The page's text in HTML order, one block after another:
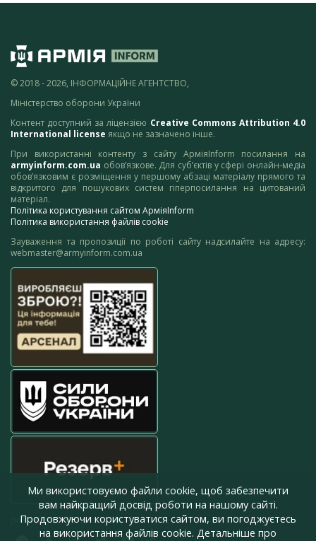
© 2018 - 2026, ІНФОРМАЦІЙНЕ АГЕНТСТВО,
Міністерство оборони України
Контент доступний за ліцензією Creative Commons Attribution 4.0
International license якщо не зазначено інше.
При використанні контенту з сайту АрміяInform посилання на
armyinform.com.ua обов’язкове. Для суб’єктів у сфері онлайн-медіа
обов’язковим є розміщення у першому абзаці матеріалу прямого та
відкритого для пошукових систем гіперпосилання на цитований
матеріал.
Політика користування сайтом АрміяInform
Політика використання файлів cookie
Зауваження та пропозиції по роботі сайту надсилайте на адресу:
webmaster@armyinform.com.ua
press@armyinform.com.ua
Ми використовуємо файли cookie, щоб забезпечити
вам найкращий досвід роботи на нашому сайті.
Продовжуючи користуватися сайтом, ви погоджуєтесь
на використання файлів cookie. Детальніше про